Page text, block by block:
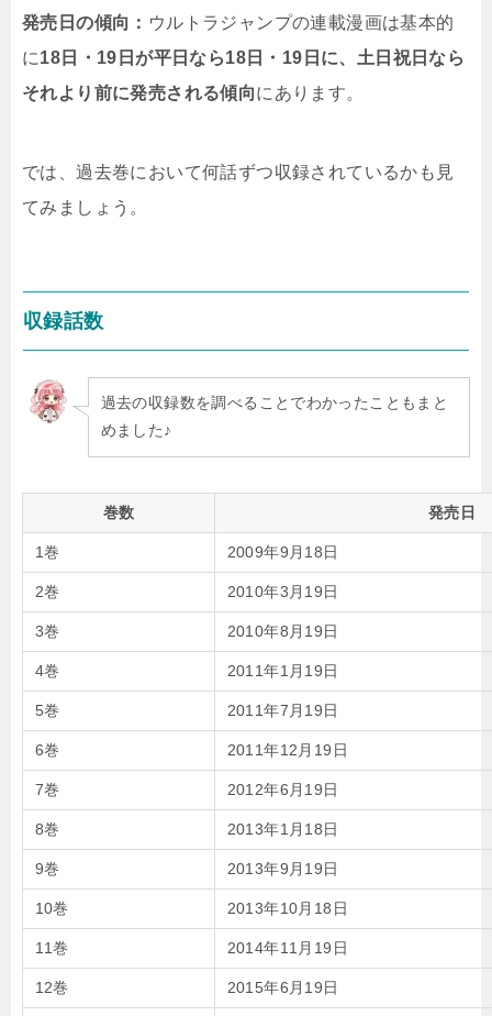
発売日の傾向： ウルトラジャンプの連載漫画は基本的
に18日・19日が平日なら18日・19日に、土日祝日なら
それより前に発売される傾向にあります。
では、過去巻において何話ずつ収録されているかも見
てみましょう。
収録話数
過去の収録数を調べることでわかったこともまと
めました♪
巻数 発売日
1巻 2009年9月18日
2巻 2010年3月19日
3巻 2010年8月19日
4巻 2011年1月19日
5巻 2011年7月19日
6巻 2011年12月19日
7巻 2012年6月19日
8巻 2013年1月18日
9巻 2013年9月19日
10巻 2013年10月18日
11巻 2014年11月19日
12巻 2015年6月19日